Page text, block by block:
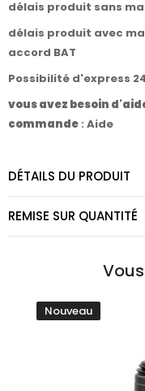
délais produit sans
délais produit avec
accord BAT
Possibilité d'express
vous avez besoin
commande : Aide
DÉTAILS DU PRODUIT
REMISE SUR QUANTITÉ
Nouveau